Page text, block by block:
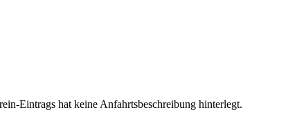
Eintrags hat keine Anfahrtsbeschreibung hinterlegt.